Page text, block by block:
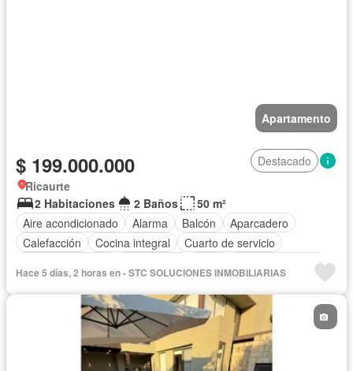
Apartamento
$ 199.000.000
Destacado
Ricaurte
2 Habitaciones
2 Baños
50 m²
Aire acondicionado
Alarma Balcón
Aparcadero
Calefacción
Cocina integral
Cuarto de servicio
Tanque de agua
Patio
Vigilante Área infantil Barbecue
Piscina
Ascensor
Cancha de tenis
Seguridad privada
Caseta de vigilancia
Jardín
Acceso para personas con discapacidad
Hace 5 días, 2 horas en - STC SOLUCIONES INMOBILIARIAS